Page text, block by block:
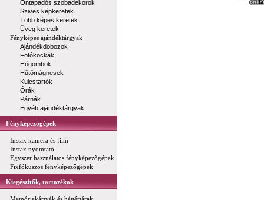
Öntapadós szobadekorok
Szives képkeretek
Több képes keretek
Üveg keretek
Fényképes ajándéktárgyak
Ajándékdobozok
Fotókockák
Hógömbök
Hűtőmágnesek
Kulcstartók
Órák
Párnák
Egyéb ajándéktárgyak
Fényképezőgépek
Instax kamera és film
Instax nyomtató
Egyszer használatos fényképezőgépek
Fixfókuszos fényképezőgépek
Kiegészítők, tartozékok